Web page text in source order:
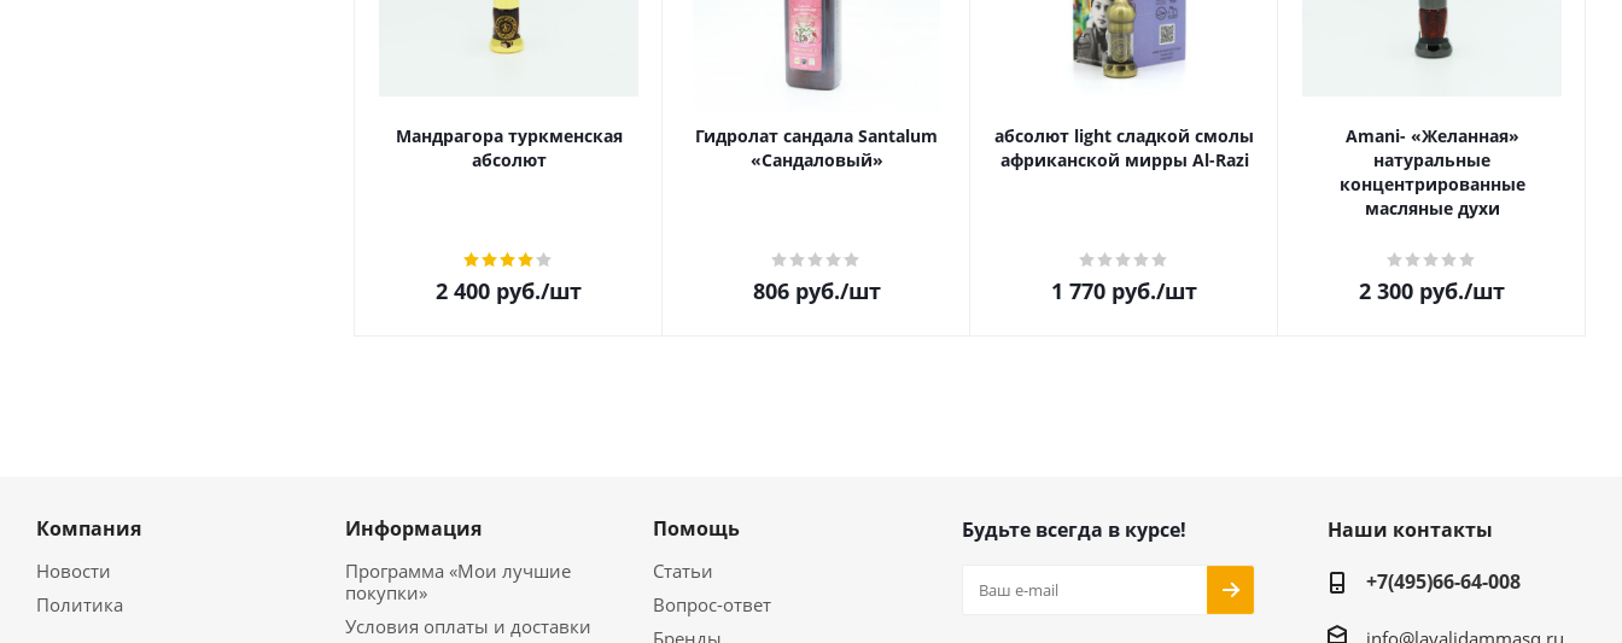
Мандрагора туркменская
абсолют
2 400 руб./шт
Гидролат сандала Santalum
«Сандаловый»
806руб./шт
абсолют light сладкой смолы
африканской мирры Al-Razi
1 770 руб./шт
Amani- «Желанная»
натуральные
концентрированные
масляные духи
2 300 руб./шт
Компания
Новости
Политика
Информация
Программа «Мои лучшие
покупки»
Условия оплаты и доставки
Помощь
Статьи
Вопрос-ответ
Будьте всегда в курсе!
Наши контакты
+7(495)66-64-008
info@layalidammasq.ru